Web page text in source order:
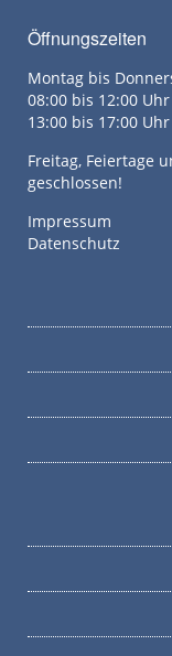
Öffnungszeiten
Montag bis
08:00 bis 12:00 Uhr
13:00 bis 17:00 Uhr
Freitag, Feiertage
geschlossen!
Impressum
Datenschutz